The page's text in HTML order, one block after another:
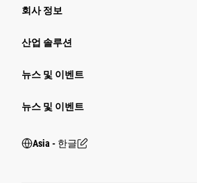
회사 정보
산업 솔루션
뉴스 및 이벤트
뉴스 및 이벤트
Asia - 한글